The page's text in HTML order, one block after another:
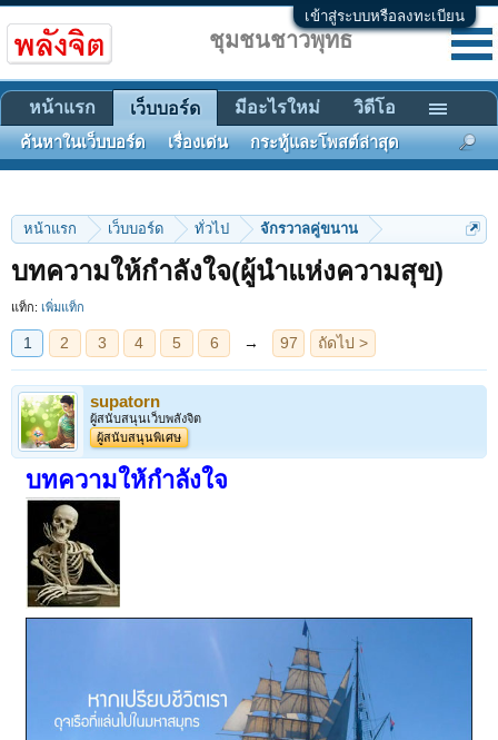
เข้าสู่ระบบหรือลงทะเบียน
หน้าแรก เว็บบอร์ด ทั่วไป จักรวาลคู่ขนาน
บทความให้กำลังใจ(ผู้นำแห่งความสุข)
แท็ก: เพิ่มแท็ก
1 2 3 4 5 6 → 97 ถัดไป >
supatorn
ผู้สนับสนุนเว็บพลังจิต
ผู้สนับสนุนพิเศษ
บทความให้กำลังใจ
ชุมชนชาวพุทธ
หน้าแรก เว็บบอร์ด
ค้นหาในเว็บบอร์ด เรื่องเด่น กระทู้และโพสต์ล่าสุด
มีอะไรใหม่ วิดีโอ